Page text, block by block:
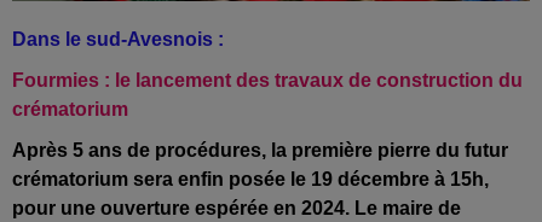
Dans le sud-Avesnois :
Fourmies : le lancement des travaux de construction du
crématorium
Après 5 ans de procédures, la première pierre du futur
crématorium sera enfin posée le 19 décembre à 15h,
pour une ouverture espérée en 2024. Le maire de